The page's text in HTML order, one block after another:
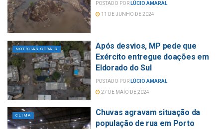
POSTADO POR LÚCIO AMARAL
11 DE JUNHO DE 2024
NOTÍCIAS GERAIS
Após desvios, MP pede que
Exército entregue doações em
Eldorado do Sul
POSTADO POR LÚCIO AMARAL
27 DE MAIO DE 2024
CLIMA
Chuvas agravam situação da
população de rua em Porto